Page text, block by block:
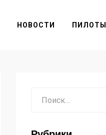
НОВОСТИ ПИЛОТЫ